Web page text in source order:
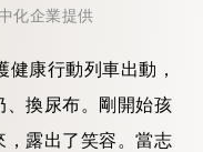
化企業提供
康行動列車出動，
換尿布。剛開始孩
露出了笑容。當志